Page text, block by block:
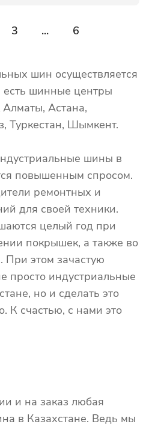
3 ... 6
шин осуществляется
есть шинные центры
Астана,
Туркестан, Шымкент.
шины в
повышенным спросом.
ремонтных и
для своей техники.
целый год при
покрышек, а также во
При этом зачастую
просто индустриальные
но и сделать это
К счастью, с нами это
и на заказ любая
в Казахстане. Ведь мы